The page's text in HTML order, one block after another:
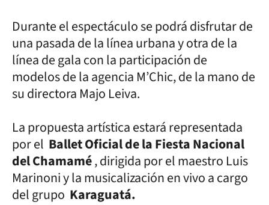
Durante el espectáculo se podrá disfrutar de
una pasada de la línea urbana y otra de la
línea de gala con la participación de
modelos de la agencia M’Chic, de la mano de
su directora Majo Leiva.
La propuesta artística estará representada
por el Ballet Oficial de la Fiesta Nacional
del Chamamé, dirigida por el maestro Luis
Marinoni y la musicalización en vivo a cargo
del grupo Karaguatá.